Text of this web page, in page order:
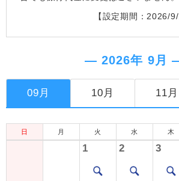
【設定期間：2026/
― 2026年 9月
09月 10月 11月
日 月 火 水 木
1 2 3